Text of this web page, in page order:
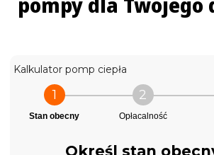
Kalkulator pomp ciepła
1
Stan obecny
2
Opłacalność
Określ stan